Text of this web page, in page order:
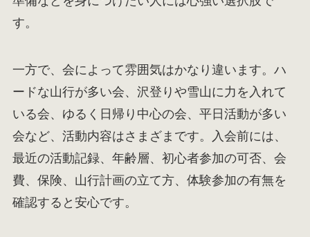
す。
一方で、会によって雰囲気はかなり違います。ハ
ードな山行が多い会、沢登りや雪山に力を入れて
いる会、ゆるく日帰り中心の会、平日活動が多い
会など、活動内容はさまざまです。入会前には、
最近の活動記録、年齢層、初心者参加の可否、会
費、保険、山行計画の立て方、体験参加の有無を
確認すると安心です。